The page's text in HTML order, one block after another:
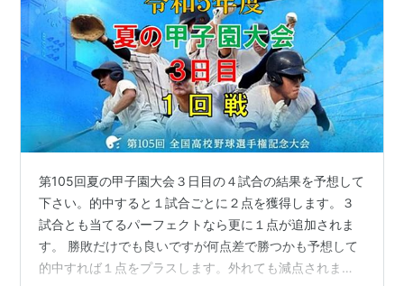
第105回夏の甲子園大会３日目の４試合の結果を予想して
下さい。的中すると１試合ごとに２点を獲得します。３
試合とも当てるパーフェクトなら更に１点が追加されま
す。 勝敗だけでも良いですが何点差で勝つかも予想して
的中すれば１点をプラスします。外れても減点されませ